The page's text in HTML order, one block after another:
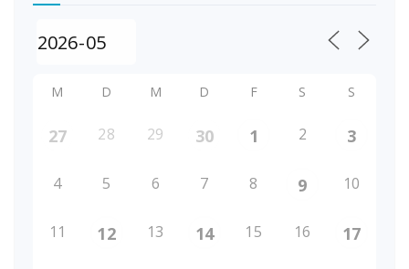
M D M D F S S
27 28 29 30 1 2 3
4 5 6 7 8 9 10
11 12 13 14 15 16 17